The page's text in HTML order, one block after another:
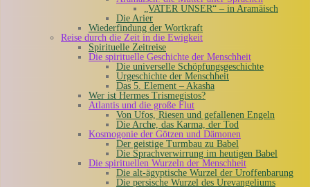
„VATER UNSER“ – in Aramäisch
Die Arier
Wiederfindung der Wortkraft
Reise durch die Zeit in die Ewigkeit
Spirituelle Zeitreise
Die spirituelle Geschichte der Menschheit
Die universelle Schöpfungsgeschichte
Urgeschichte der Menschheit
Das 5. Element – Akasha
Wer ist Hermes Trismegistos?
Atlantis und die große Flut
Von Ufos, Riesen und gefallenen Engeln
Die Arche, das Karma, der Tod
Kosmogonie der Götzen und Dämonen
Der geistige Turmbau zu Babel
Die Sprachverwirrung im heutigen Babel
Die spirituellen Wurzeln der Menschheit
Die alt-ägyptische Wurzel der Uroffenbarung
Die persische Wurzel des Urevangeliums